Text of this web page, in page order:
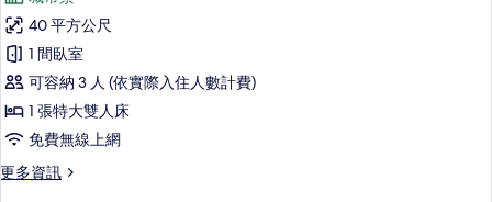
所
有
相
片
大
雙
人
床
的
詳
情
Deluxe
Club
Room
King
Bed
Club
Lounge
Access
40 平方公尺
1 間臥室
可容納 3 人 (依實際入住人數計費)
1 張特大雙人床
免費無線上網
更多資訊
更